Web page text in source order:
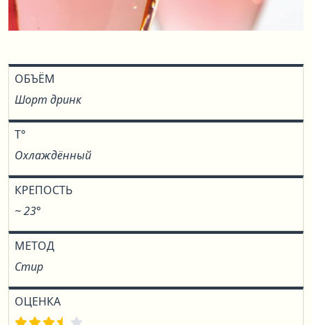
ОБЪЁМ
Шорт дринк
T°
Охлаждённый
КРЕПОСТЬ
~ 23°
МЕТОД
Стир
ОЦЕНКА